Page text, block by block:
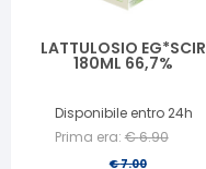
LATTULOSIO EG*SCIR
180ML 66,7%
Disponibile entro 24h
Prima era: €6.90
€7.00